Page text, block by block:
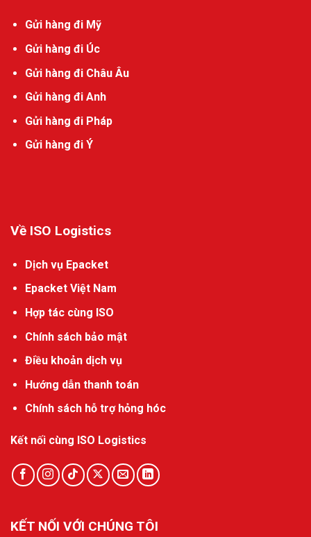
Gửi hàng đi Mỹ
Gửi hàng đi Úc
Gửi hàng đi Châu Âu
Gửi hàng đi Anh
Gửi hàng đi Pháp
Gửi hàng đi Ý
Về ISO Logistics
Dịch vụ Epacket
Epacket Việt Nam
Hợp tác cùng ISO
Chính sách bảo mật
Điều khoản dịch vụ
Hướng dẫn thanh toán
Chính sách hỗ trợ hỏng hóc
Kết nối cùng ISO Logistics
KẾT NỐI VỚI CHÚNG TÔI